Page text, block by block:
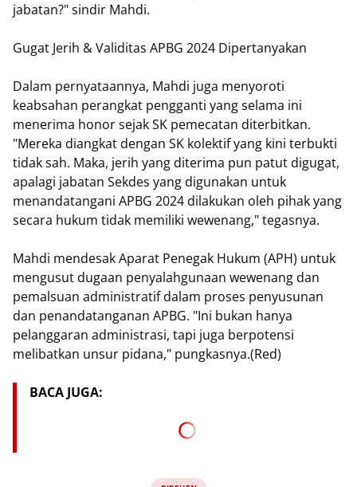
jabatan?" sindir Mahdi.
Gugat Jerih & Validitas APBG 2024 Dipertanyakan
Dalam pernyataannya, Mahdi juga menyoroti
keabsahan perangkat pengganti yang selama ini
menerima honor sejak SK pemecatan diterbitkan.
"Mereka diangkat dengan SK kolektif yang kini terbukti
tidak sah. Maka, jerih yang diterima pun patut digugat,
apalagi jabatan Sekdes yang digunakan untuk
menandatangani APBG 2024 dilakukan oleh pihak yang
secara hukum tidak memiliki wewenang," tegasnya.
Mahdi mendesak Aparat Penegak Hukum (APH) untuk
mengusut dugaan penyalahgunaan wewenang dan
pemalsuan administratif dalam proses penyusunan
dan penandatanganan APBG. "Ini bukan hanya
pelanggaran administrasi, tapi juga berpotensi
melibatkan unsur pidana," pungkasnya.(Red)
BACA JUGA: